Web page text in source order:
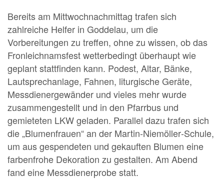
Bereits am Mittwochnachmittag trafen sich
zahlreiche Helfer in Goddelau, um die
Vorbereitungen zu treffen, ohne zu wissen, ob das
Fronleichnamsfest wetterbedingt überhaupt wie
geplant stattfinden kann. Podest, Altar, Bänke,
Lautsprechanlage, Fahnen, liturgische Geräte,
Messdienergewänder und vieles mehr wurde
zusammengestellt und in den Pfarrbus und
gemieteten LKW geladen. Parallel dazu trafen sich
die „Blumenfrauen“ an der Martin‑Niemöller‑Schule,
um aus gespendeten und gekauften Blumen eine
farbenfrohe Dekoration zu gestalten. Am Abend
fand eine Messdienerprobe statt.